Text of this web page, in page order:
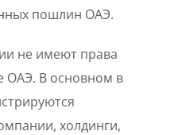
пошлин ОАЭ.
не имеют права
ОАЭ. В основном в
холдинги,